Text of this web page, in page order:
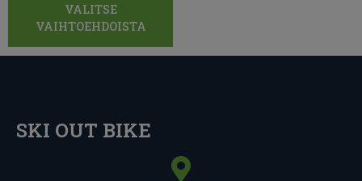
VALITSE
VAIHTOEHDOISTA
SKI OUT BIKE